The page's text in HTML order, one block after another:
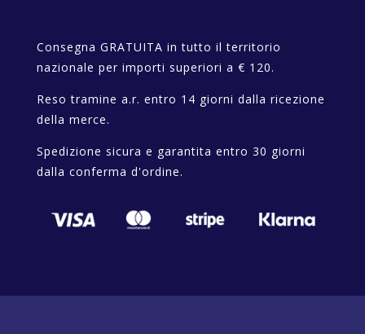
Consegna GRATUITA in tutto il territorio
nazionale per importi superiori a € 120.
Reso tramine a.r. entro 14 giorni dalla ricezione
della merce.
Spedizione sicura e garantita entro 30 giorni
dalla conferma d'ordine.